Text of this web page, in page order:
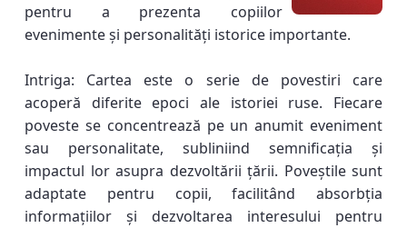
pentru a prezenta copiilor
evenimente și personalități istorice importante.
Intriga: Cartea este o serie de povestiri care
acoperă diferite epoci ale istoriei ruse. Fiecare
poveste se concentrează pe un anumit eveniment
sau personalitate, subliniind semnificația și
impactul lor asupra dezvoltării țării. Poveștile sunt
adaptate pentru copii, facilitând absorbția
informațiilor și dezvoltarea interesului pentru